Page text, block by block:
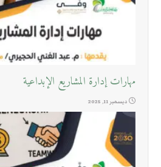
مهارات إدارة المشاريع الإبداعية
ديسمبر 11, 2025